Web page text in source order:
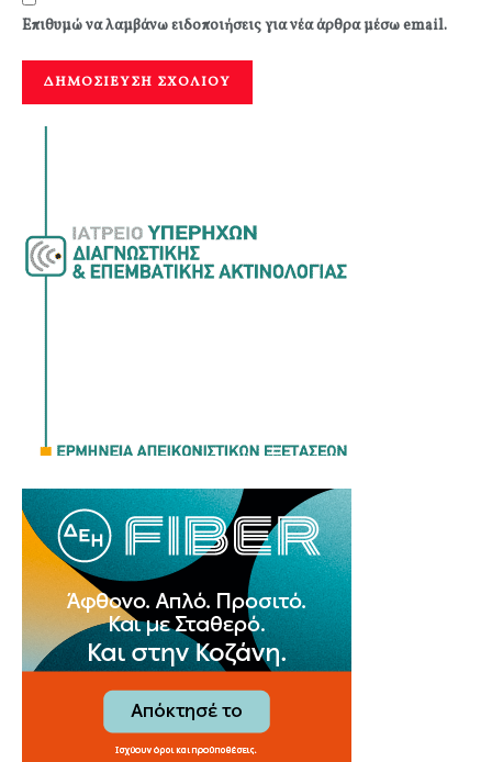
Επιθυμώ να λαμβάνω ειδοποιήσεις για νέα άρθρα μέσω email.